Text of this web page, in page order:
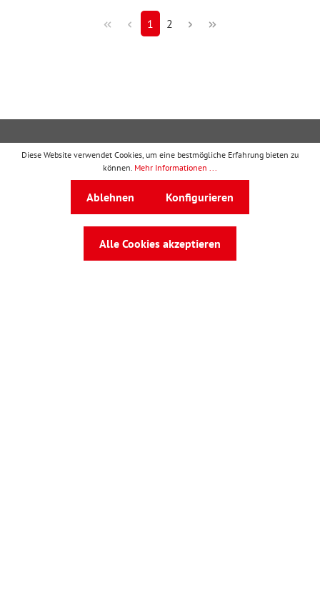
1 2
Kontakt
Kooperationen
Diese Website verwendet Cookies, um eine bestmögliche Erfahrung bieten zu
können. Mehr Informationen ...
Ablehnen Konfigurieren
Alle Cookies akzeptieren